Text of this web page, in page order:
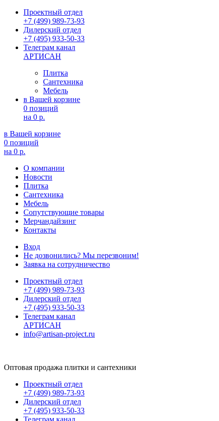
Проектный отдел
+7 (499) 989-73-93
Дилерский отдел
+7 (495) 933-50-33
Телеграм канал
АРТИСАН
Плитка
Сантехника
Мебель
в Вашей корзине
0 позиций
на 0 р.
в Вашей корзине
0 позиций
на 0 р.
О компании
Новости
Плитка
Сантехника
Мебель
Сопутствующие товары
Мерчандайзинг
Контакты
Вход
Не дозвонились? Мы перезвоним!
Заявка на сотрудничество
Проектный отдел
+7 (499) 989-73-93
Дилерский отдел
+7 (495) 933-50-33
Телеграм канал
АРТИСАН
info@artisan-project.ru
Оптовая продажа плитки и сантехники
Проектный отдел
+7 (499) 989-73-93
Дилерский отдел
+7 (495) 933-50-33
Телеграм канал